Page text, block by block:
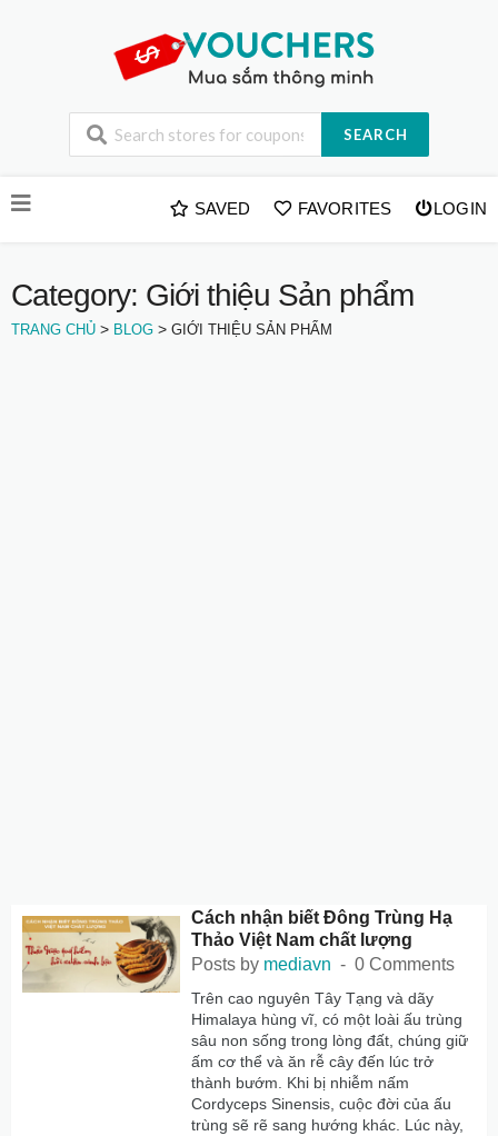
SEARCH
to
SAVED FAVORITES LOGIN
Category: Giới thiệu Sản phẩm
TRANG CHỦ > BLOG > GIỚI THIỆU SẢN PHẨM
Cách nhận biết Đông Trùng Hạ
Thảo Việt Nam chất lượng
Posts by mediavn 0 Comments
Trên cao nguyên Tây Tạng và dãy
Himalaya hùng vĩ, có một loài ấu trùng
sâu non sống trong lòng đất, chúng giữ
ấm cơ thể và ăn rễ cây đến lúc trở
thành bướm. Khi bị nhiễm nấm
Cordyceps Sinensis, cuộc đời của ấu
trùng sẽ rẽ sang hướng khác. Lúc này,